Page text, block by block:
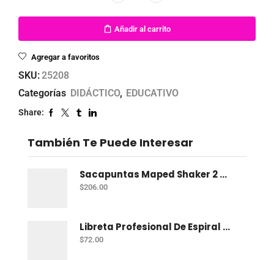
Añadir al carrito
Agregar a favoritos
SKU:25208
Categorías DIDÁCTICO, EDUCATIVO
Share:
También Te Puede Interesar
Sacapuntas Maped Shaker 2 Orificios - Bote Con 12
$206.00
Libreta Profesional De Espiral Norma Color 100 H C-7
$72.00